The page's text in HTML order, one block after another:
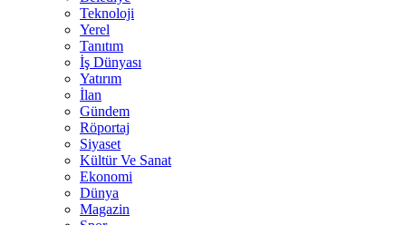
Teknoloji
Yerel
Tanıtım
İş Dünyası
Yatırım
İlan
Gündem
Röportaj
Siyaset
Kültür Ve Sanat
Ekonomi
Dünya
Magazin